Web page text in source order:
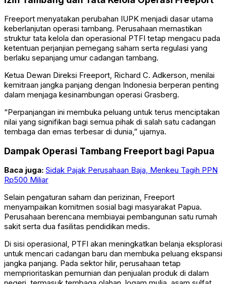
Freeport menyatakan perubahan IUPK menjadi dasar utama
keberlanjutan operasi tambang. Perusahaan memastikan
struktur tata kelola dan operasional PTFI tetap mengacu pada
ketentuan perjanjian pemegang saham serta regulasi yang
berlaku sepanjang umur cadangan tambang.
Ketua Dewan Direksi Freeport, Richard C. Adkerson, menilai
kemitraan jangka panjang dengan Indonesia berperan penting
dalam menjaga kesinambungan operasi Grasberg.
“Perpanjangan ini membuka peluang untuk terus menciptakan
nilai yang signifikan bagi semua pihak di salah satu cadangan
tembaga dan emas terbesar di dunia,” ujarnya.
Dampak Operasi Tambang Freeport bagi Papua
Baca juga: Sidak Pajak Perusahaan Baja, Menkeu Tagih PPN
Rp500 Miliar
Selain pengaturan saham dan perizinan, Freeport
menyampaikan komitmen sosial bagi masyarakat Papua.
Perusahaan berencana membiayai pembangunan satu rumah
sakit serta dua fasilitas pendidikan medis.
Di sisi operasional, PTFI akan meningkatkan belanja eksplorasi
untuk mencari cadangan baru dan membuka peluang ekspansi
jangka panjang. Pada sektor hilir, perusahaan tetap
memprioritaskan pemurnian dan penjualan produk di dalam